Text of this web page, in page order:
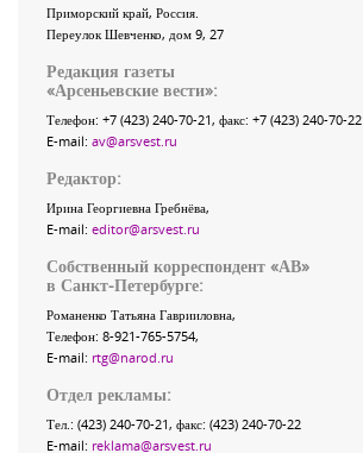
Приморский край, Россия
Переулок Шевченко, дом 9, 27
Редакция газеты
«Арсеньевские вести»:
Телефон: +7 (423) 240-70-21, факс: +7 (423) 240-70-22
E-mail: av@arsvest.ru
Редактор:
Ирина Георгиевна Гребнёва,
E-mail: editor@arsvest.ru
Собственный корреспондент «АВ»
в Санкт-Петербурге:
Романенко Татьяна Гаврииловна,
Телефон: 8-921-765-5754,
E-mail: rtg@narod.ru
Отдел рекламы:
Тел.: (423) 240-70-21, факс: (423) 240-70-22
E-mail: reklama@arsvest.ru